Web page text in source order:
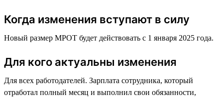
Когда изменения вступают в силу
Новый размер МРОТ будет действовать с 1 января 2025 года.
Для кого актуальны изменения
Для всех работодателей. Зарплата сотрудника, который
отработал полный месяц и выполнил свои обязанности,